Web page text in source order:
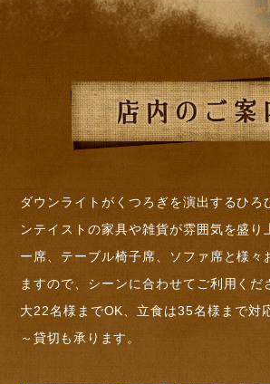
ダウンライトがくつろぎを演出するひろ
ンテイストの家具や雑貨が雰囲気を盛り
ー席、テーブル椅子席、ソファ席と様々
ますので、シーンに合わせてご利用くだ
大22名様までOK、立食は35名様まで対
～貸切も承ります。